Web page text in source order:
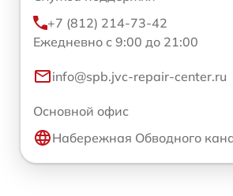
+7 (812) 214-73-42
Ежедневно с 9:00 до 21:00
info@spb.jvc-repair-center.ru
Основной офис
Набережная Обводного